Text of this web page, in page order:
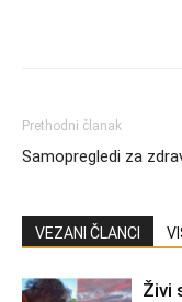
Prethodni članak
Samopregledi za
VEZANI ČLANCI
Živi